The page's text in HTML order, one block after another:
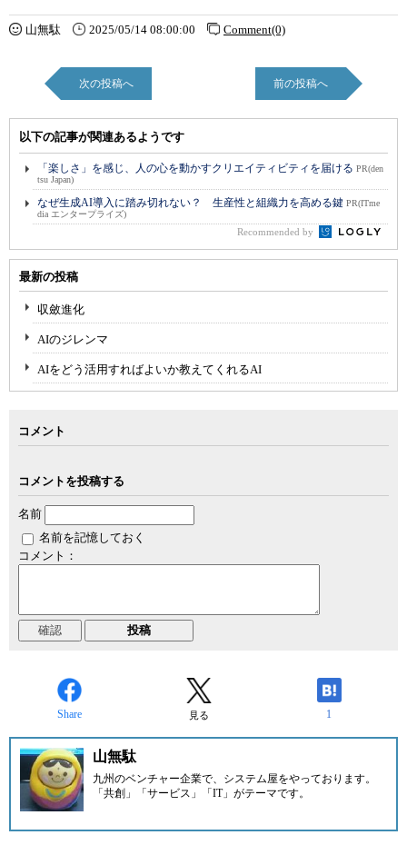
山無駄 2025/05/14 08:00:00 Comment(0)
次の投稿へ 前の投稿へ
以下の記事が関連あるようです
「楽しさ」を感じ、人の心を動かすクリエイティビティを届ける PR(den
tsu Japan)
なぜ生成AI導入に踏み切れない？ 生産性と組織力を高める鍵 PR(ITme
dia エンタープライズ)
Recommended by
最新の投稿
収斂進化
AIのジレンマ
AIをどう活用すればよいか教えてくれるAI
コメント
コメントを投稿する
名前
名前を記憶しておく
コメント：
Share 見る 1
山無駄
九州のベンチャー企業で、システム屋をやっております。
「共創」「サービス」「IT」がテーマです。